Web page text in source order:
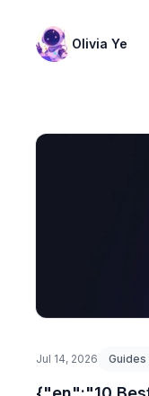
Olivia Ye
Jul 14, 2026 Guides